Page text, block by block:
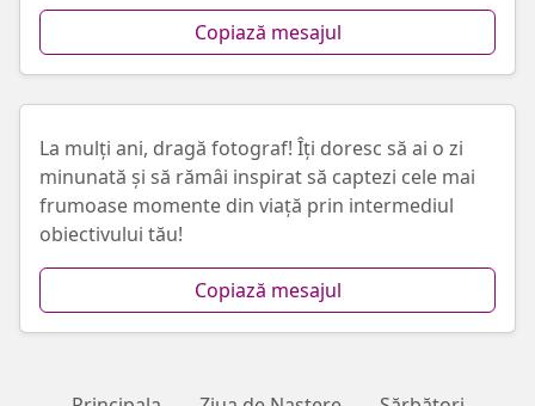
Copiază mesajul
La mulți ani, dragă fotograf! Îți doresc să ai o zi
minunată și să rămâi inspirat să captezi cele mai
frumoase momente din viață prin intermediul
obiectivului tău!
Copiază mesajul